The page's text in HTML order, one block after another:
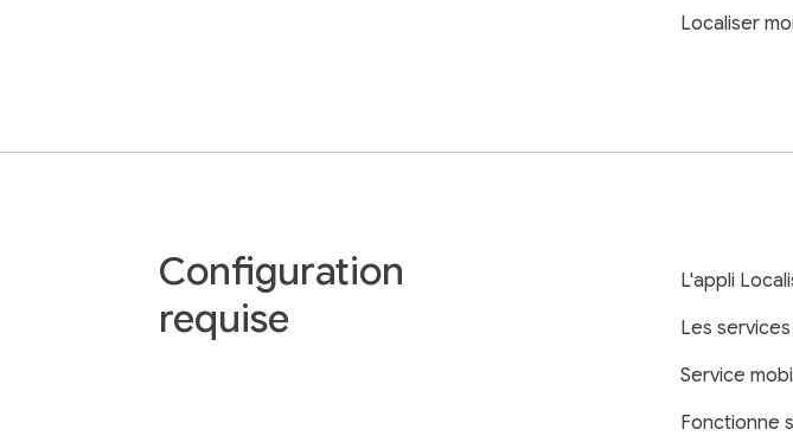
Localiser
Configuration
requise
L'appli
Les
Service
Fonctionne